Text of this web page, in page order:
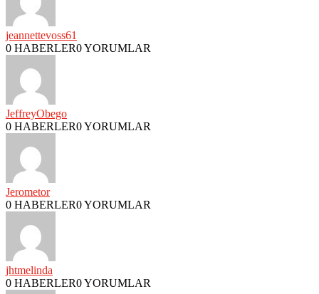
jeannettevoss61
0 HABERLER0 YORUMLAR
JeffreyObego
0 HABERLER0 YORUMLAR
Jerometor
0 HABERLER0 YORUMLAR
jhtmelinda
0 HABERLER0 YORUMLAR